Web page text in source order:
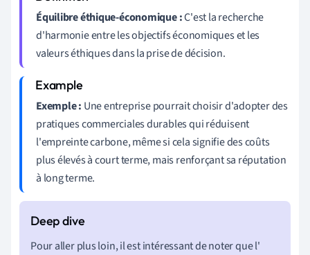
Équilibre éthique-économique :C'est la recherche
d'harmonie entre les objectifs économiques et les
valeurs éthiques dans la prise de décision.
Exemple : Une entreprise pourrait choisir d'adopter des
pratiques commerciales durables qui réduisent
l'empreinte carbone, même si cela signifie des coûts
plus élevés à court terme, mais renforçant sa réputation
à long terme.
Pour aller plus loin, il est intéressant de noter que l'